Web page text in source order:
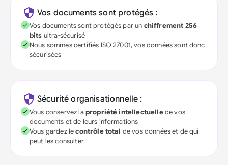
Vos documents sont protégés :
Vos documents sont protégés par un chiffrement 256
bits ultra-sécurisé
Nous sommes certifiés ISO 27001, vos données sont donc
sécurisées
Sécurité organisationnelle :
Vous conservez lapropriété intellectuellede vos
documents et de leurs informations
Vous gardez lecontrôle total de vos données et de qui
peut les consulter